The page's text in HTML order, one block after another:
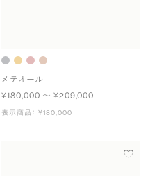
メテオール
¥180,000 〜 ¥209,000
表示商品： ¥180,000